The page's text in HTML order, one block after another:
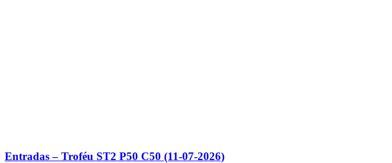
Entradas – Troféu ST2 P50 C50 (11-07-2026)